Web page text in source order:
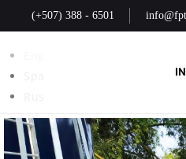
(+507) 388 - 6501